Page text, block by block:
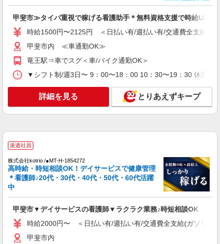
師【夜勤なし】
時給2300円〜2875円 ＜日払い有/週払い有/交
通費全支給(ガソリン代含む)＞
キープ 詳細を見る
株式会社kotrio /●MT-H-1815694
甲斐市内
詳細を見る
派遣社員
高収入を目指したい方必見！未経験でも日収
甲斐市≫タイパ重視で稼げる看護助手＊無料資格支援で時給UP
時給1500円〜2125円 ＜日払い有/週払い有/交通費全支給(ガ
甲斐市内 ≪車通勤OK≫
竜王駅⇒車でスグ＜車/バイク通勤OK＞
▼シフト制/週3日〜 9：00〜18：00 10：30〜19：30 休憩1
詳細を見る とりあえずキープ
派遣社員
株式会社kotrio /●MT-H-1854272
高時給・時短相談OK！デイサービスで健康管理
＊看護師♪20代・30代・40代・50代・60代活躍
中
甲斐市▼デイサービスの看護師▼ラクラク業務♪時短相談OK
時給2000円〜 ＜日払い有/週払い有/交通費全支給(ガソリン
甲斐市内